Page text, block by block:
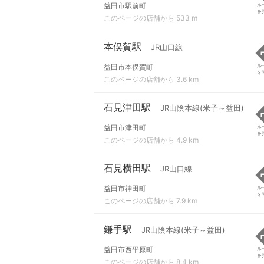
益田市駅前町
このページの店舗から 533 m
ル
を
本俣賀駅 JR山口線
益田市本俣賀町
このページの店舗から 3.6 km
ル
を
石見津田駅 JR山陰本線(米子～益田)
益田市津田町
このページの店舗から 4.9 km
ル
を
石見横田駅 JR山口線
益田市神田町
このページの店舗から 7.9 km
ル
を
鎌手駅 JR山陰本線(米子～益田)
益田市西平原町
このページの店舗から 8.4 km
ル
を